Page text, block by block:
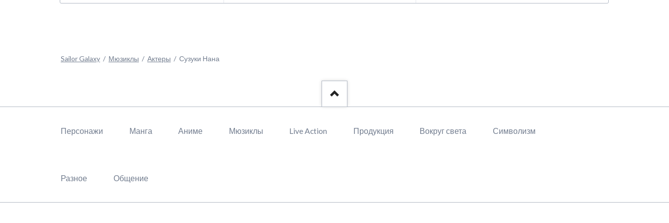
Анкеты с официального сайта
Sailor Galaxy Мюзиклы Актеры Сузуки Нана
навигацию
Персонажи Манга Аниме Мюзиклы Live Action Продукция Вокруг света Символизм
Разное Общение